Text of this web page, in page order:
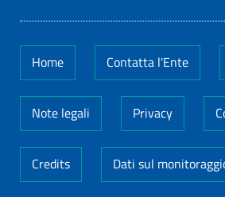
Home Contatta l'Ente
Note legali Privacy
Credits Dati sul